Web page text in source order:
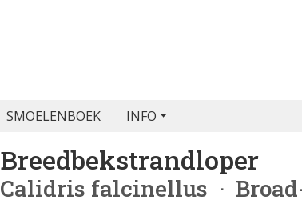
SMOELENBOEK INFO
Breedbekstrandloper
Calidris falcinellus ·